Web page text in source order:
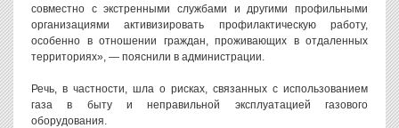
совместно с экстренными службами и другими профильными
организациями активизировать профилактическую работу,
особенно в отношении граждан, проживающих в отдаленных
территориях», — пояснили в администрации.
Речь, в частности, шла о рисках, связанных с использованием
газа в быту и неправильной эксплуатацией газового
оборудования.